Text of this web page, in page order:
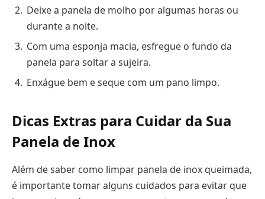
Deixe a panela de molho por algumas horas ou
durante a noite.
Com uma esponja macia, esfregue o fundo da
panela para soltar a sujeira.
Enxágue bem e seque com um pano limpo.
Dicas Extras para Cuidar da Sua
Panela de Inox
Além de saber como limpar panela de inox queimada,
é importante tomar alguns cuidados para evitar que